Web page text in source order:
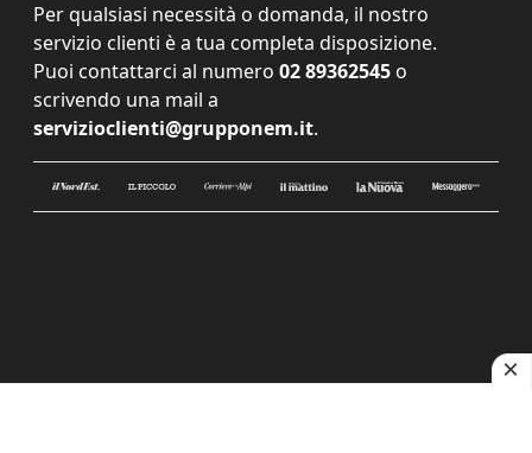
Per qualsiasi necessità o domanda, il nostro
servizio clienti è a tua completa disposizione.
Puoi contattarci al numero 02 89362545 o
scrivendo una mail a
servizioclienti@grupponem.it.